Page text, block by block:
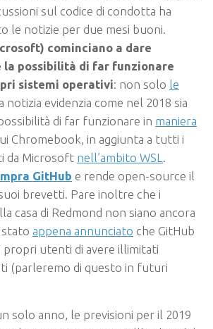
sul codice di condotta ha
le notizie per due mesi buoni.
cominciano a dare
la possibilità di far funzionare
sistemi operativi: non solo le
la notizia evidenzia come nel 2018 sia
di far funzionare in maniera
Chromebook, in aggiunta a tutti i
da Microsoft nell’ambito WSL
GitHub e rende open-source il
brevetti. Pare inoltre che i
casa di Redmond non siano ancora
appena annunciato che GitHub
propri utenti di avere illimitati
(parleremo di questo in futuri
solo anno, le previsioni per il 2019